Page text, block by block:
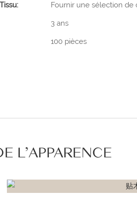
Fournir une sélection de
3 ans
100 pièces
L'APPARENCE